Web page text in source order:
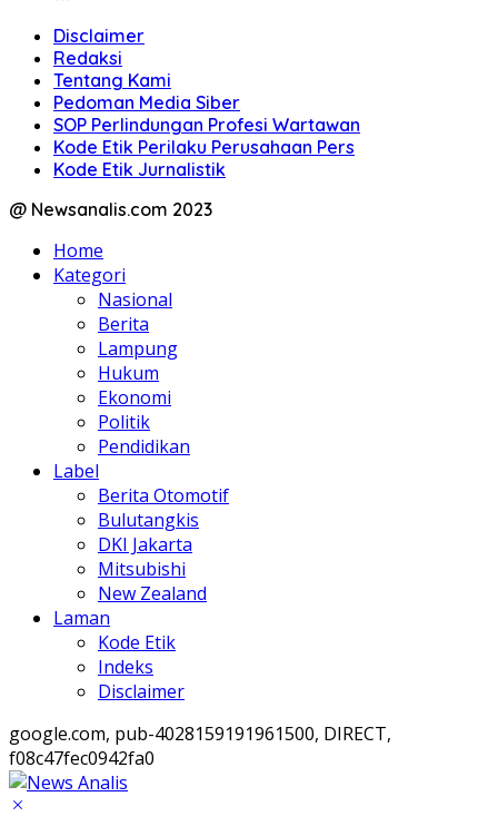
Disclaimer
Redaksi
Tentang Kami
Pedoman Media Siber
SOP Perlindungan Profesi Wartawan
Kode Etik Perilaku Perusahaan Pers
Kode Etik Jurnalistik
@ Newsanalis.com 2023
Home
Kategori
Nasional
Berita
Lampung
Hukum
Ekonomi
Politik
Pendidikan
Label
Berita Otomotif
Bulutangkis
DKI Jakarta
Mitsubishi
New Zealand
Laman
Kode Etik
Indeks
Disclaimer
google.com, pub-4028159191961500, DIRECT,
f08c47fec0942fa0